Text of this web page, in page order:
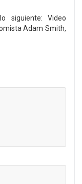
siguiente: Video
Adam Smith,